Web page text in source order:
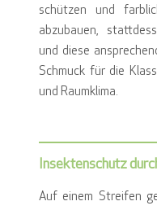
schützen und
abzubauen,
und diese
Schmuck für die
und Raumklima.
Insektenschutz
Auf einem Streifen